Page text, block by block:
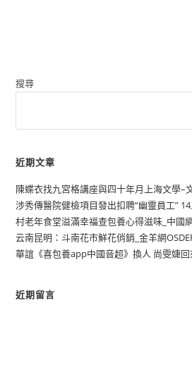
搜尋
近期文章
陳蝶衣找九宮格講座與四十年月上海文學–
涉秀傳醫院健檢項目發出扣聘“幽靈員工”
村老年食堂溢滿幸福查包養心得滋味_中國
云南昆明：斗南花市鮮花俏銷_金羊網
華誼《喜包養app中國音超》換人 尚雯婕
近期留言